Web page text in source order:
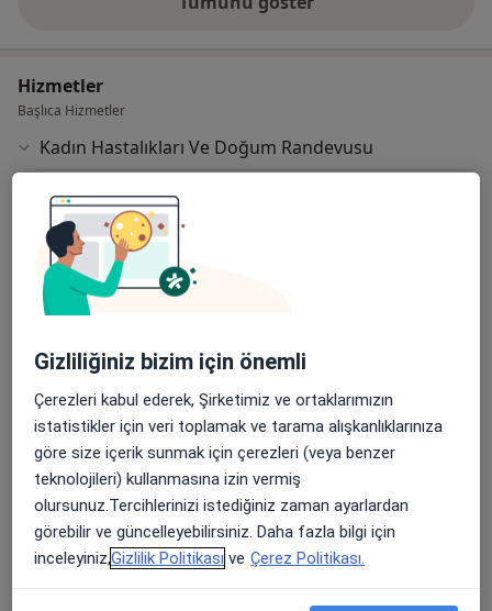
deneyim hakkında
Hizmetler
Başlıca Hizmetler
Kadın Hastalıkları Ve Doğum Randevusu
Bahçelievler
Medicana Bahçelievler Hastanesi
Diğer Hizmetler
Da Vinci Robotik Cerrahi
Elektron Işınlı Bilgisayarlı Tomografi
Esd (Sedimantasyon)
Hemaferez
Laserasyon Onarımı
Normal Randevu
Gizliliğiniz bizim için önemli
Çerezleri kabul ederek, Şirketimiz ve ortaklarımızın
istatistikler için veri toplamak ve tarama alışkanlıklarınıza
göre size içerik sunmak için çerezleri (veya benzer
teknolojileri) kullanmasına izin vermiş
olursunuz.Tercihlerinizi istediğiniz zaman ayarlardan
görebilir ve güncelleyebilirsiniz. Daha fazla bilgi için
inceleyiniz,Gizlilik Politikası ve Çerez Politikası.